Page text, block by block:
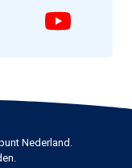
Nederland.